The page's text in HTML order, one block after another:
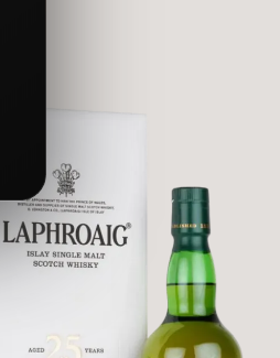
cũng là biểu tượng của mối
ra một sản phẩm đậm chất